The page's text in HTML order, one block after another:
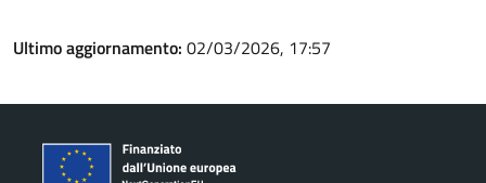
Ultimo aggiornamento: 02/03/2026, 17:57